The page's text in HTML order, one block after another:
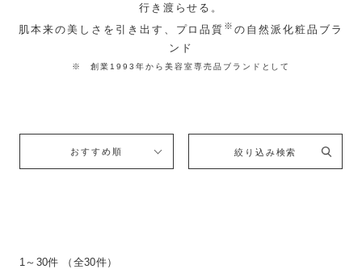
行き渡らせる。
肌本来の美しさを引き出す、プロ品質 ※ の自然派化粧品ブラ
ンド
※ 創業1993年から美容室専売品ブランドとして
おすすめ順 絞り込み検索
1～30件 （全30件）